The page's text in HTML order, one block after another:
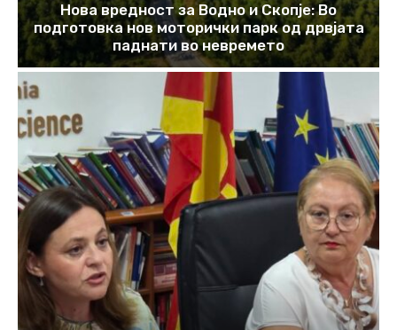
Нова вредност за Водно и Скопје: Во
подготовка нов моторички парк од дрвјата
паднати во невремето